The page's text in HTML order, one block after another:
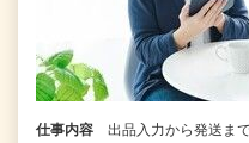
仕事内容
出品入力から発送ま